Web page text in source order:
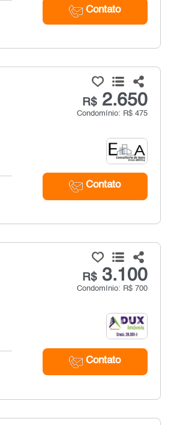
Contato
R$2.650
Condomínio: R$ 475
Contato
R$3.100
Condomínio: R$ 700
Contato